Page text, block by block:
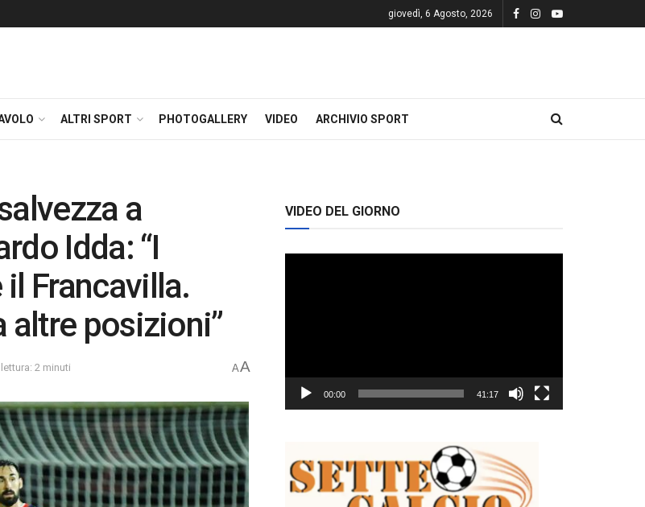
giovedì, 6 Agosto, 2026
ALTRI SPORT PHOTOGALLERY VIDEO ARCHIVIO SPORT
a
Idda: “I
Francavilla.
altre posizioni”
2 minuti AA
VIDEO DEL GIORNO
00:00 41:17